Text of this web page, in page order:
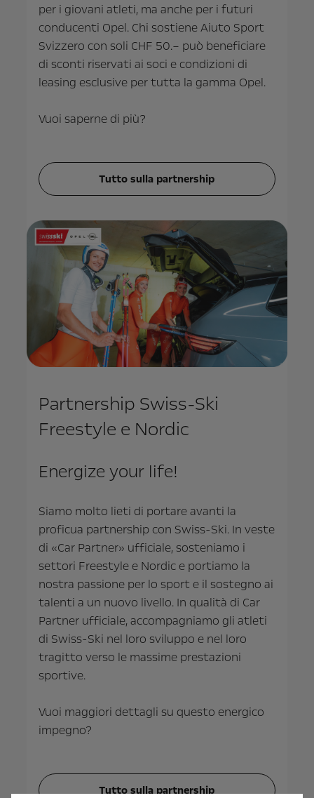
per i giovani atleti, ma anche per i futuri
conducenti Opel. Chi sostiene Aiuto Sport
Svizzero con soli CHF 50.– può beneficiare
di sconti riservati ai soci e condizioni di
leasing esclusive per tutta la gamma Opel.
Vuoi saperne di più?
Tutto sulla partnership
Partnership Swiss-Ski
Freestyle e Nordic
Energize your life!
Siamo molto lieti di portare avanti la
proficua partnership con Swiss-Ski. In veste
di «Car Partner» ufficiale, sosteniamo i
settori Freestyle e Nordic e portiamo la
nostra passione per lo sport e il sostegno ai
talenti a un nuovo livello. In qualità di Car
Partner ufficiale, accompagniamo gli atleti
di Swiss-Ski nel loro sviluppo e nel loro
tragitto verso le massime prestazioni
sportive.
Vuoi maggiori dettagli su questo energico
impegno?
Tutto sulla partnership